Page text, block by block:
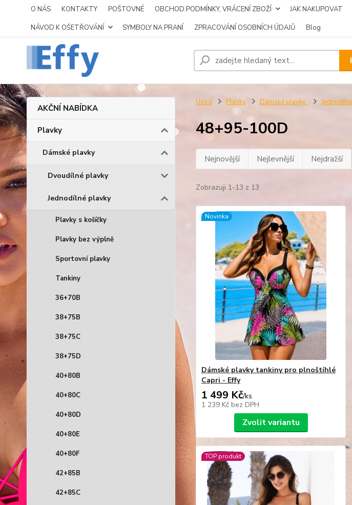
O NÁS KONTAKTY POŠTOVNÉ OBCHOD.PODMÍNKY, VRÁCENÍ ZBOŽÍ JAK NAKUPOVAT
NÁVOD K OŠETŘOVÁNÍ
SYMBOLY NA PRANÍ ZPRACOVÁNÍ OSOBNÍCH ÚDAJŮ Blog
AKČNÍ NABÍDKA
Plavky
Dámské plavky
Dvoudílné plavky
Jednodílné plavky
Plavky s košíčky
Plavky bez výplně
Sportovní plavky
Tankiny
36+70B
38+75B
38+75C
38+75D
40+80B
40+80C
40+80D
40+80E
40+80F
42+85B
42+85C
Úvod Plavky Dámské plavky
48+95-100D
Nejnovější Nejlevnější Nejdražší
Zobrazuji 1-13 z 13
Novinka
Dámské plavky tankiny pro plnoštíhlé
Capri - Effy
1 499 Kč/ks
1 239 Kč bez DPH
Zvolit variantu
TOP produkt